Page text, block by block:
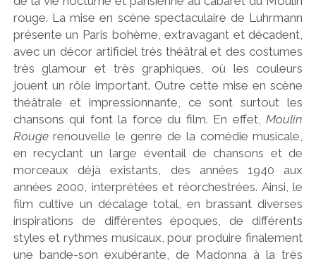
rouge. La mise en scène spectaculaire de Luhrmann
présente un Paris bohème, extravagant et décadent,
avec un décor artificiel très théâtral et des costumes
très glamour et très graphiques, où les couleurs
jouent un rôle important. Outre cette mise en scène
théâtrale et impressionnante, ce sont surtout les
chansons qui font la force du film. En effet,Moulin
Rougerenouvelle le genre de la comédie musicale,
en recyclant un large éventail de chansons et de
morceaux déjà existants, des années 1940 aux
années 2000, interprétées et réorchestrées. Ainsi, le
film cultive un décalage total, en brassant diverses
inspirations de différentes époques, de différents
styles et rythmes musicaux, pour produire finalement
une bande-son exubérante, de Madonna à la très